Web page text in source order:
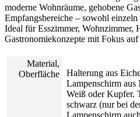
moderne Wohnräume, gehobene
Empfangsbereiche – sowohl
Ideal für Esszimmer, Wohnzimmer,
Gastronomiekonzepte mit Fokus
Material,
Oberfläche
Halterung aus
Lampenschirm
Weiß oder Kupfer.
schwarz (nur bei